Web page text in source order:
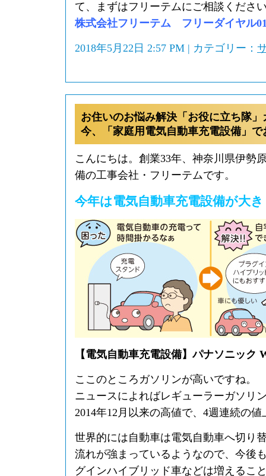
て、まずはフリーテムにご相談くださ
株式会社フリーテム フリーダイヤル
2018年5月22日 2:57 PM | カテゴリー：
お住いのお悩み解決「お役に立ち隊
今、「家庭用電気自動車充電設備」で
こんにちは。創業33年、神奈川県伊勢
備の工事会社・フリーテムです。
今年は電気自動車充電設備が大
【電気自動車充電設備】パナソニック
ここのところガソリンが高いですね。
ニュースによればレギューラーガソリ
2014年12月以来の高値で、4週連続の
世界的には自動車は電気自動車へ切り
流れが強まっているようなので、今後
グインハイブリッド車などは増えるこ